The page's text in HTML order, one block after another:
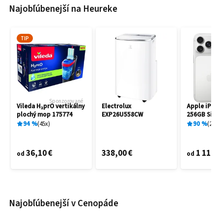
Najobľúbenejší na Heureke
TIP
Sponzorované
Vileda H₂prO vertikálny
plochý mop 175774
94% 45x
od 36,10 €
Electrolux
EXP26U558CW
338,00 €
Apple
256GB
90% 25
od 1
Najobľúbenejší v Cenopáde